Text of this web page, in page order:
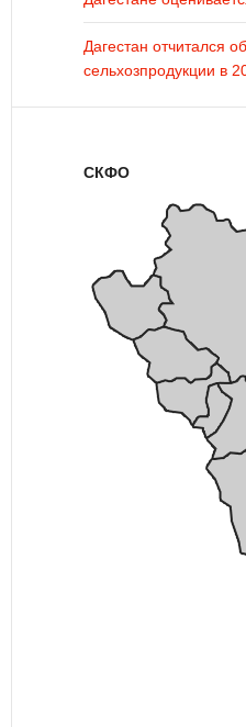
Дагестан отчитался
сельхозпродукции в
СКФО